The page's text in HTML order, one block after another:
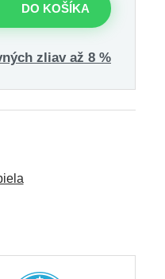
DO KOŠÍKA
zliav až 8 %